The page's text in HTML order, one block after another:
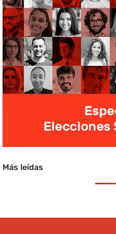
Más leídas